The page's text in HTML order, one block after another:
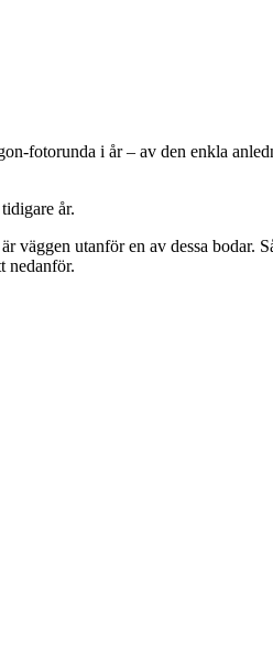
fotorunda i år – av den enkla
år.
utanför en av dessa bodar.
nedanför.